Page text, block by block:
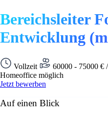
Bereichsleiter
Entwicklung
Vollzeit 60000 - 75000 €
Homeoffice möglich
Jetzt bewerben
Auf einen Blick